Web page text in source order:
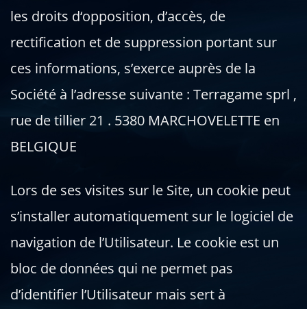
les droits d‘opposition, d’accès, de
rectification et de suppression portant sur
ces informations, s’exerce auprès de la
Société à l’adresse suivante : Terragame sprl ,
rue de tillier 21 . 5380 MARCHOVELETTE en
BELGIQUE
Lors de ses visites sur le Site, un cookie peut
s’installer automatiquement sur le logiciel de
navigation de l’Utilisateur. Le cookie est un
bloc de données qui ne permet pas
d’identifier l’Utilisateur mais sert à